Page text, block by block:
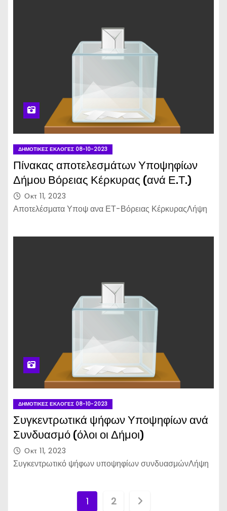
ΔΗΜΟΤΙΚΈΣ ΕΚΛΟΓΈΣ 08-10-2023
Πίνακας αποτελεσμάτων Υποψηφίων
Δήμου Βόρειας Κέρκυρας (ανά Ε.Τ.)
Οκτ 11, 2023
Αποτελέσματα Υποψ ανα ΕΤ-Βόρειας ΚέρκυραςΛήψη
ΔΗΜΟΤΙΚΈΣ ΕΚΛΟΓΈΣ 08-10-2023
Συγκεντρωτικά ψήφων Υποψηφίων ανά
Συνδυασμό (όλοι οι Δήμοι)
Οκτ 11, 2023
Συγκεντρωτικό ψήφων υποψηφίων συνδυασμώνΛήψη
1 2